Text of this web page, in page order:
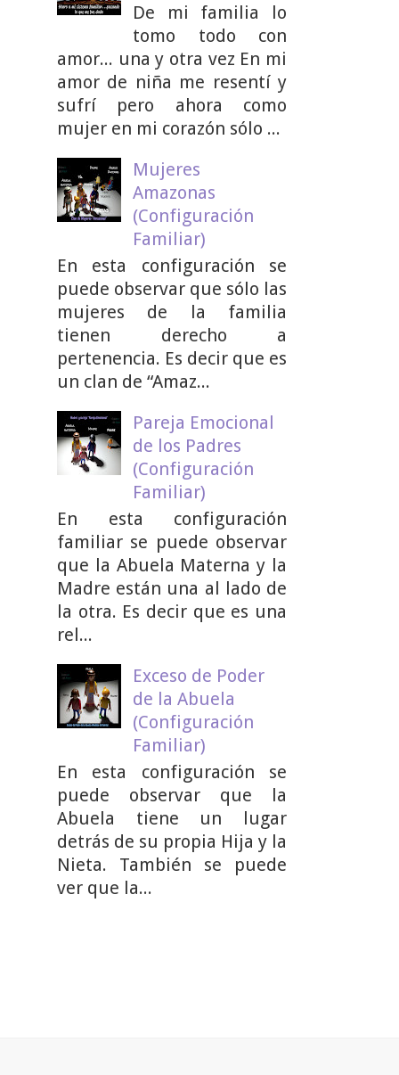
De mi familia lo
tomo todo con
amor... una y otra vez En mi
amor de niña me resentí y
sufrí pero ahora como
mujer en mi corazón sólo ...
Mujeres
Amazonas
(Configuración
Familiar)
En esta configuración se
puede observar que sólo las
mujeres de la familia
tienen derecho a
pertenencia. Es decir que es
un clan de “Amaz...
Pareja Emocional
de los Padres
(Configuración
Familiar)
En esta configuración
familiar se puede observar
que la Abuela Materna y la
Madre están una al lado de
la otra. Es decir que es una
rel...
Exceso de Poder
de la Abuela
(Configuración
Familiar)
En esta configuración se
puede observar que la
Abuela tiene un lugar
detrás de su propia Hija y la
Nieta. También se puede
ver que la...